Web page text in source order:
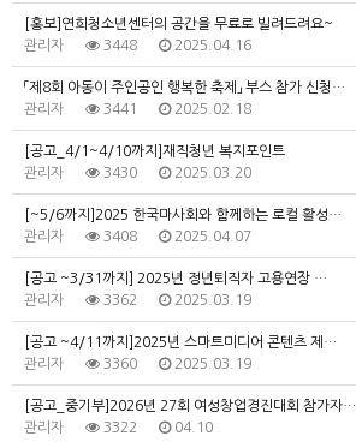
[홍보]연희청소년센터의 공간을 무료로 빌려드려요~
관리자
3448 2025.04.16
「제8회 아동이 주인공인 행복한 축제」 부스 참가 신청…
관리자
3441 2025.02.18
[공고_4/1~4/10까지]재직청년 복지포인트
관리자
3430 2025.03.20
[~5/6까지]2025 한국마사회와 함께하는 로컬 활성…
관리자
3408 2025.04.07
[공고 ~3/31까지] 2025년 정년퇴직자 고용연장 …
관리자
3362 2025.03.19
[공고 ~4/11까지]2025년 스마트미디어 콘텐츠 제…
관리자
3360 2025.03.19
[공고_중기부]2026년 27회 여성창업경진대회 참가자…
관리자
3322 04.10